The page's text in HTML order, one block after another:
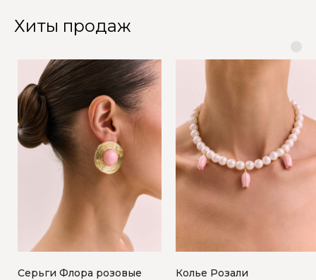
Хиты продаж
Серьги Флора розовые Колье Розали